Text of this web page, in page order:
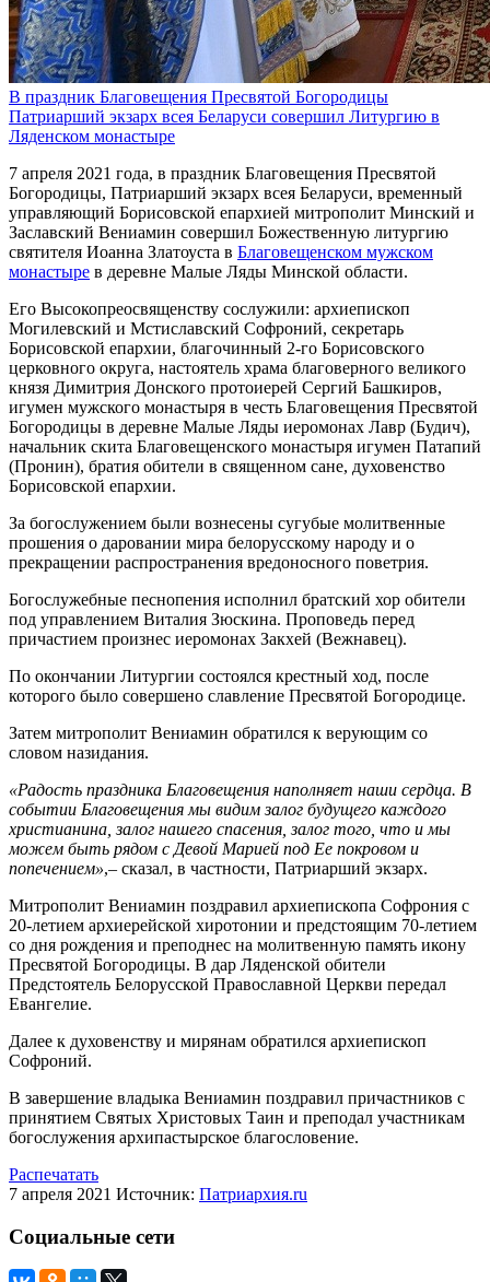
В праздник Благовещения Пресвятой Богородицы
Патриарший экзарх всея Беларуси совершил Литургию в
Ляденском монастыре
7 апреля 2021 года, в праздник Благовещения Пресвятой
Богородицы, Патриарший экзарх всея Беларуси, временный
управляющий Борисовской епархией митрополит Минский и
Заславский Вениамин совершил Божественную литургию
святителя Иоанна Златоуста в Благовещенском мужском
монастыре в деревне Малые Ляды Минской области.
Его Высокопреосвященству сослужили: архиепископ
Могилевский и Мстиславский Софроний, секретарь
Борисовской епархии, благочинный 2-го Борисовского
церковного округа, настоятель храма благоверного великого
князя Димитрия Донского протоиерей Сергий Башкиров,
игумен мужского монастыря в честь Благовещения Пресвятой
Богородицы в деревне Малые Ляды иеромонах Лавр (Будич),
начальник скита Благовещенского монастыря игумен Патапий
(Пронин), братия обители в священном сане, духовенство
Борисовской епархии.
За богослужением были вознесены сугубые молитвенные
прошения о даровании мира белорусскому народу и о
прекращении распространения вредоносного поветрия.
Богослужебные песнопения исполнил братский хор обители
под управлением Виталия Зюскина. Проповедь перед
причастием произнес иеромонах Закхей (Вежнавец).
По окончании Литургии состоялся крестный ход, после
которого было совершено славление Пресвятой Богородице.
Затем митрополит Вениамин обратился к верующим со
словом назидания.
«Радость праздника Благовещения наполняет наши сердца. В
событии Благовещения мы видим залог будущего каждого
христианина, залог нашего спасения, залог того, что и мы
можем быть рядом с Девой Марией под Ее покровом и
попечением»,– сказал, в частности, Патриарший экзарх.
Митрополит Вениамин поздравил архиепископа Софрония с
20-летием архиерейской хиротонии и предстоящим 70-летием
со дня рождения и преподнес на молитвенную память икону
Пресвятой Богородицы. В дар Ляденской обители
Предстоятель Белорусской Православной Церкви передал
Евангелие.
Далее к духовенству и мирянам обратился архиепископ
Софроний.
В завершение владыка Вениамин поздравил причастников с
принятием Святых Христовых Таин и преподал участникам
богослужения архипастырское благословение.
Распечатать
7 апреля 2021 Источник: Патриархия.ru
Социальные сети